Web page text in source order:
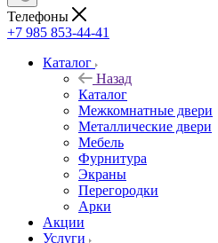
Телефоны
+7 985 853-44-41
Каталог
Назад
Каталог
Межкомнатные двери
Металлические двери
Мебель
Фурнитура
Экраны
Перегородки
Арки
Акции
Услуги